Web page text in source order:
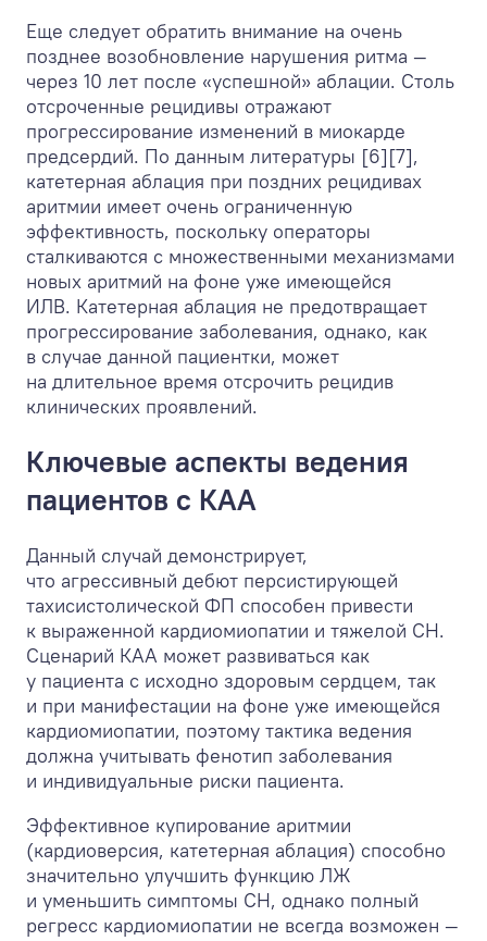
Еще следует обратить внимание на очень
позднее возобновление нарушения ритма —
через 10 лет после «успешной» аблации. Столь
отсроченные рецидивы отражают
прогрессирование изменений в миокарде
предсердий. По данным литературы [6][7],
катетерная аблация при поздних рецидивах
аритмии имеет очень ограниченную
эффективность, поскольку операторы
сталкиваются с множественными механизмами
новых аритмий на фоне уже имеющейся
ИЛВ. Катетерная аблация не предотвращает
прогрессирование заболевания, однако, как
в случае данной пациентки, может
на длительное время отсрочить рецидив
клинических проявлений.
Ключевые аспекты ведения
пациентов с КАА
Данный случай демонстрирует,
что агрессивный дебют персистирующей
тахисистолической ФП способен привести
к выраженной кардиомиопатии и тяжелой СН.
Сценарий КАА может развиваться как
у пациента с исходно здоровым сердцем, так
и при манифестации на фоне уже имеющейся
кардиомиопатии, поэтому тактика ведения
должна учитывать фенотип заболевания
и индивидуальные риски пациента.
Эффективное купирование аритмии
(кардиоверсия, катетерная аблация) способно
значительно улучшить функцию ЛЖ
и уменьшить симптомы СН, однако полный
регресс кардиомиопатии не всегда возможен —